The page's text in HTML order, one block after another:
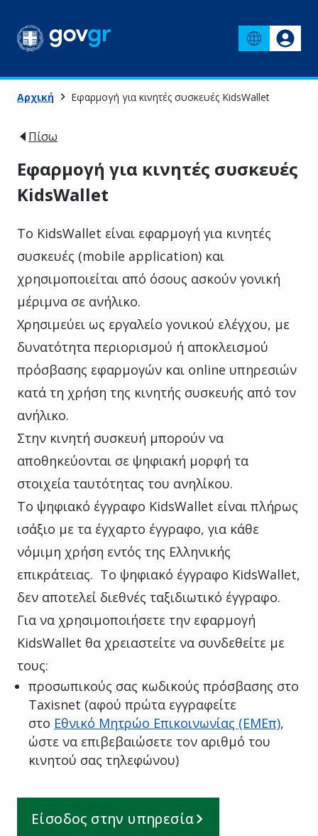
Αρχική Εφαρμογή για κινητές συσκευές KidsWallet
Πίσω
Εφαρμογή για κινητές συσκευές
KidsWallet
Το KidsWallet είναι εφαρμογή για κινητές
συσκευές (mobile application) και
χρησιμοποιείται από όσους ασκούν γονική
μέριμνα σε ανήλικο.
Χρησιμεύει ως εργαλείο γονικού ελέγχου, με
δυνατότητα περιορισμού ή αποκλεισμού
πρόσβασης εφαρμογών και οnline υπηρεσιών
κατά τη χρήση της κινητής συσκευής από τον
ανήλικο.
Στην κινητή συσκευή μπορούν να
αποθηκεύονται σε ψηφιακή μορφή τα
στοιχεία ταυτότητας του ανηλίκου.
Το ψηφιακό έγγραφο KidsWallet είναι πλήρως
ισάξιο με τα έγχαρτο έγγραφο, για κάθε
νόμιμη χρήση εντός της Ελληνικής
επικράτειας. Το ψηφιακό έγγραφο KidsWallet,
δεν αποτελεί διεθνές ταξιδιωτικό έγγραφο.
Για να χρησιμοποιήσετε την εφαρμογή
KidsWallet θα χρειαστείτε να συνδεθείτε με
τους:
προσωπικούς σας κωδικούς πρόσβασης στο
Taxisnet (αφού πρώτα εγγραφείτε
στο Εθνικό Μητρώο Επικοινωνίας (ΕΜΕπ),
ώστε να επιβεβαιώσετε τον αριθμό του
κινητού σας τηλεφώνου)
Είσοδος στην υπηρεσία